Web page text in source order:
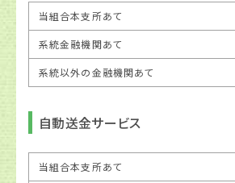
当組合本支所あて
系統金融機関あて
系統以外の金融機関あて
自動送金サービス
当組合本支所あて